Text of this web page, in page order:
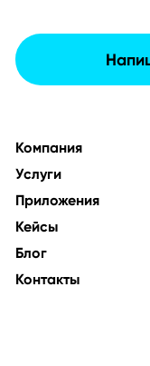
Компания
Услуги
Приложения
Кейсы
Блог
Контакты